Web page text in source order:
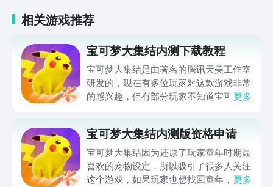
相关游戏推荐
宝可梦大集结内测下载教程
宝可梦大集结是由著名的腾讯天美工作室
研发的，现在有多位玩家对这款游戏非常
的感兴趣，但有部分玩家不知道宝可梦大
内测下载教程”的相关内容，同时介绍该
游戏的玩法特色，下面就由小编教会大家
怎么下载宝可梦大集结吧。
更多
宝可梦大集结内测版资格申请
宝可梦大集结因为还原了玩家童年时期最
喜欢的宠物设定，所以吸引了很多人关注
这个游戏，如果玩家也想找回童年，那就
更多